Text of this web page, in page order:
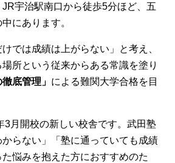
JR札幌駅北口徒歩1分
JR新札幌駅徒歩5分
仙台市営地下鉄泉中央駅徒歩3分
宇治駅南口から徒歩5分ほど、五
にあります。
では成績は上がらない」と考え、
所という従来からある常識を塗り
底管理」 による難関大学合格を目
3月開校の新しい校舎です。武田塾
らない」「塾に通っていても成績
悩みを抱えた方におすすめのた